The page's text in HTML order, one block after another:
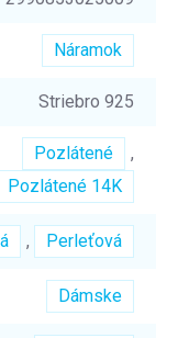
Náramok
Striebro 925
Pozlátené
,
Pozlátené 14K
, Perleťová
Dámske